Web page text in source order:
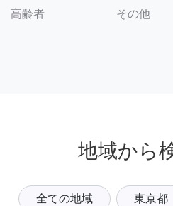
高齢者 その他
地域から
全ての地域 東京都